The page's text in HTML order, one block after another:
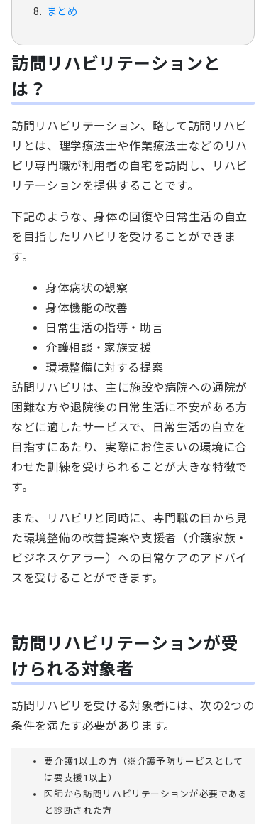
まとめ
訪問リハビリテーションと
は？
訪問リハビリテーション、略して訪問リハビ
リとは、理学療法士や作業療法士などのリハ
ビリ専門職が利用者の自宅を訪問し、リハビ
リテーションを提供することです。
下記のような、身体の回復や日常生活の自立
を目指したリハビリを受けることができま
す。
身体病状の観察
身体機能の改善
日常生活の指導・助言
介護相談・家族支援
環境整備に対する提案
訪問リハビリは、主に施設や病院への通院が
困難な方や退院後の日常生活に不安がある方
などに適したサービスで、日常生活の自立を
目指すにあたり、実際にお住まいの環境に合
わせた訓練を受けられることが大きな特徴で
す。
また、リハビリと同時に、専門職の目から見
た環境整備の改善提案や支援者（介護家族・
ビジネスケアラー）への日常ケアのアドバイ
スを受けることができます。
訪問リハビリテーションが受
けられる対象者
訪問リハビリを受ける対象者には、次の2つの
条件を満たす必要があります。
要介護1以上の方（※介護予防サービスとして
は要支援1以上）
医師から訪問リハビリテーションが必要である
と診断された方